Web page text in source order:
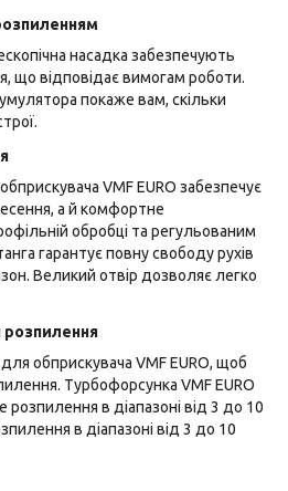
насадка забезпечують
що відповідає вимогам роботи.
покаже вам, скільки
VMF EURO забезпечує
а й комфортне
обробці та регульованим
гарантує повну свободу рухів
Великий отвір дозволяє легко
розпилення
обприскувача VMF EURO, щоб
Турбофорсунка VMF EURO
розпилення в діапазоні від 3 до 10
в діапазоні від 3 до 10